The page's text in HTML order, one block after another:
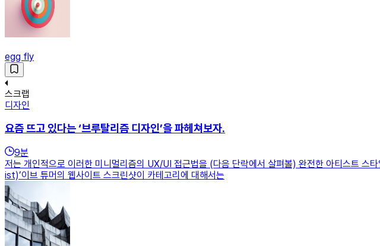
egg fly
스크랩
디자인
요즘 뜨고 있다는 ‘브루탈리즘 디자인’을 파헤쳐보자.
9분
저는 개인적으로 이러한 미니멀리즘의 UX/UI 접근법을 (다음 단락에서 살펴볼) 완전한 아티스트
ist)’이브 튜머의 웹사이트 스크린샷이 카테고리에 대해서는